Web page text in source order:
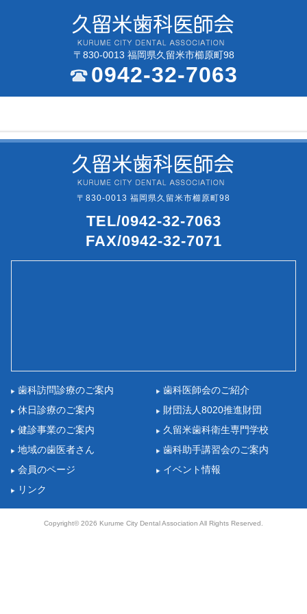
〒830-0013 福岡県久留米市櫛原町98
0942-32-7063
〒830-0013 福岡県久留米市櫛原町98
TEL/0942-32-7063
FAX/0942-32-7071
歯科訪問診療のご案内
歯科医師会のご紹介
休日診療のご案内
財団法人8020推進財団
健診事業のご案内
久留米歯科衛生専門学校
地域の歯医者さん
歯科助手講習会のご案内
会員のページ
イベント情報
リンク
Copyright© 2026 Kurume City Dental Association All Rights Reserved.